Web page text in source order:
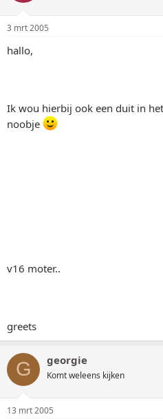
3 mrt 2005
hallo,
Ik wou hierbij ook een duit in
noobje
v16 moter..
greets
G georgie
Komt weleens kijken
13 mrt 2005